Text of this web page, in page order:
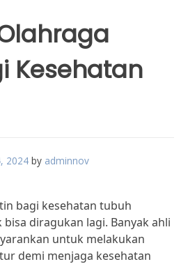
Kesehatan
2024 by adminnov
bagi kesehatan tubuh
diragukan lagi. Banyak ahli
untuk melakukan
demi menjaga kesehatan